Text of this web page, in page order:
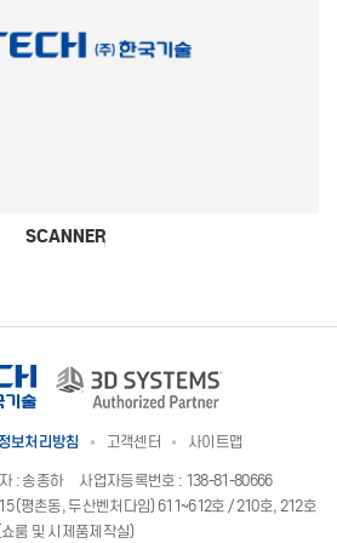
SCANNER
보처리방침 고객센터 사이트맵
: 송종하
사업자등록번호 : 138-81-80666
(평촌동, 두산벤처다임) 611~612호 / 210호, 212호
룸 및 시제품제작실)